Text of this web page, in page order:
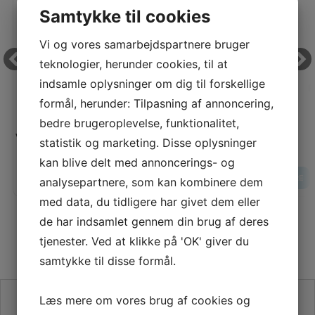
HØRBLANDING, RØD, KILIAN
LÆS MERE
Vores pris:
135,00 KR
SE VORES ANMELDELSER PÅ TRUSTPILOT
Samtykke til cookies
Vi og vores samarbejdspartnere bruger
teknologier, herunder cookies, til at
indsamle oplysninger om dig til forskellige
formål, herunder: Tilpasning af annoncering,
bedre brugeroplevelse, funktionalitet,
statistik og marketing. Disse oplysninger
kan blive delt med annoncerings- og
analysepartnere, som kan kombinere dem
med data, du tidligere har givet dem eller
de har indsamlet gennem din brug af deres
tjenester. Ved at klikke på 'OK' giver du
samtykke til disse formål.
Læs mere om vores brug af cookies og